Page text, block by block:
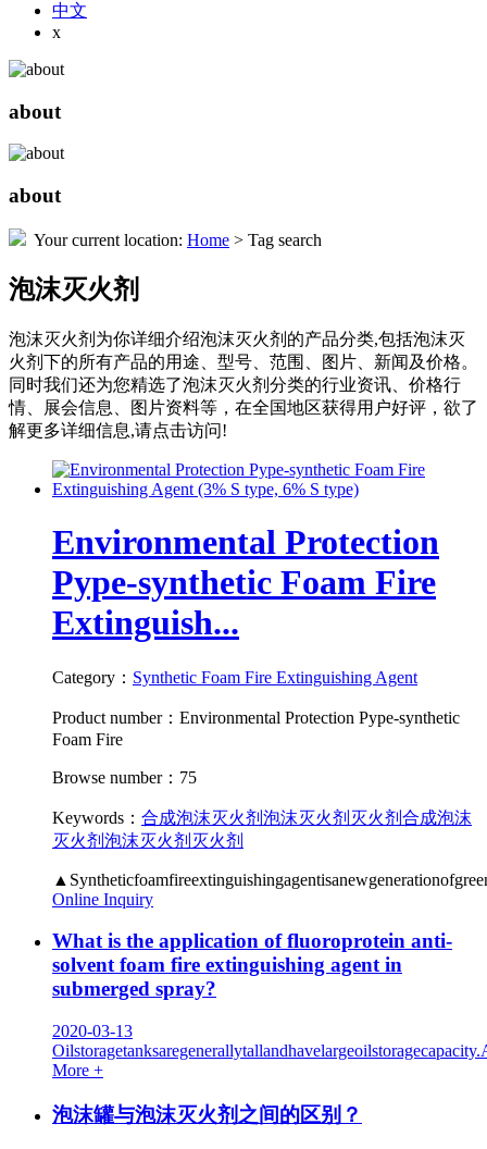
中文
x
about
about
Your current location: Home > Tag search
泡沫灭火剂
泡沫灭火剂 为你详细介绍泡沫灭火剂 的产品分类,包括泡沫灭
火剂 下的所有产品的用途、型号、范围、图片、新闻及价格。
同时我们还为您精选了泡沫灭火剂 分类的行业资讯、价格行
情、展会信息、图片资料等，在全国地区获得用户好评，欲了
解更多详细信息,请点击访问!
Environmental Protection
Pype-synthetic Foam Fire
Extinguish...
Category： Synthetic Foam Fire Extinguishing Agent
Product number：Environmental Protection Pype-synthetic
Foam Fire
Browse number：75
Keywords： 合成泡沫灭火剂 泡沫灭火剂 灭火剂 合成泡沫
灭火剂 泡沫灭火剂 灭火剂
Online Inquiry
What is the application of fluoroprotein anti-
solvent foam fire extinguishing agent in
submerged spray?
2020-03-13
More +
泡沫罐与泡沫灭火剂之间的区别？